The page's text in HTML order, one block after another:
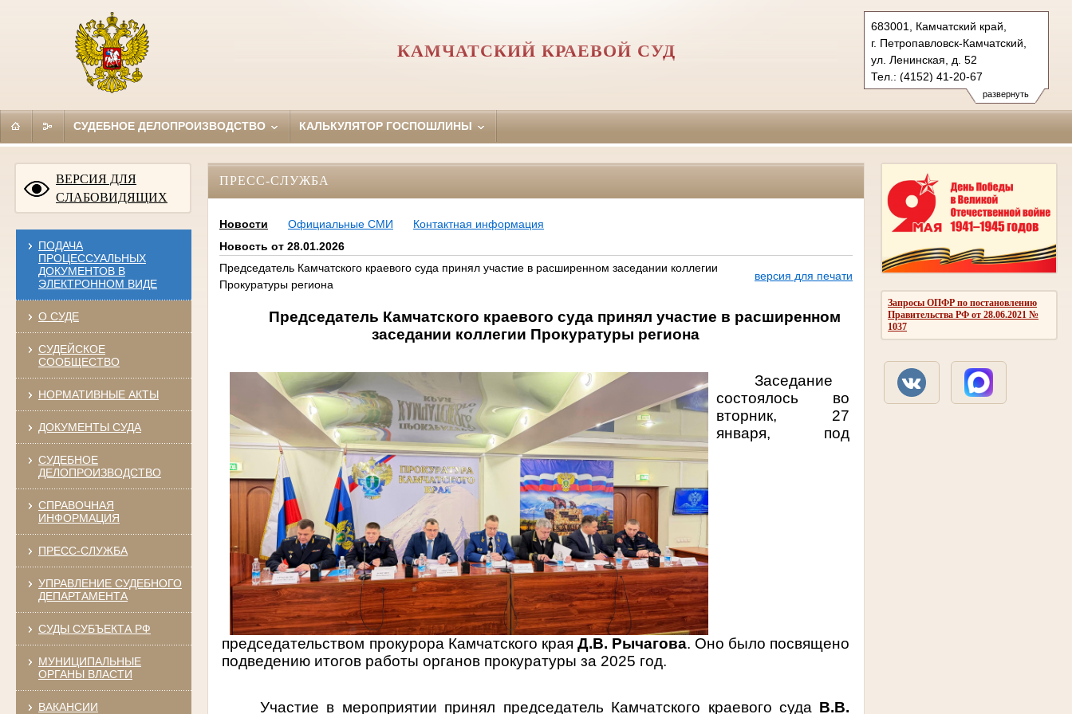
развернуть
683001, Камчатский край,
г. Петропавловск-Камчатский,
ул. Ленинская, д. 52
Тел.: (4152) 41-20-67
kray.kam@sudrf.ru
КАМЧАТСКИЙ КРАЕВОЙ СУД
СУДЕБНОЕ ДЕЛОПРОИЗВОДСТВО КАЛЬКУЛЯТОР ГОСПОШЛИНЫ
ВЕРСИЯ ДЛЯ
СЛАБОВИДЯЩИХ
ПОДАЧА
ПРОЦЕССУАЛЬНЫХ
ДОКУМЕНТОВ В
ЭЛЕКТРОННОМ ВИДЕ
О СУДЕ
СУДЕЙСКОЕ
СООБЩЕСТВО
НОРМАТИВНЫЕ АКТЫ
ДОКУМЕНТЫ СУДА
СУДЕБНОЕ
ДЕЛОПРОИЗВОДСТВО
СПРАВОЧНАЯ
ИНФОРМАЦИЯ
ПРЕСС-СЛУЖБА
УПРАВЛЕНИЕ СУДЕБНОГО
ДЕПАРТАМЕНТА
СУДЫ СУБЪЕКТА РФ
МУНИЦИПАЛЬНЫЕ
ОРГАНЫ ВЛАСТИ
ВАКАНСИИ
Запросы ОПФР по постановлению
Правительства РФ от 28.06.2021 №
1037
ПРЕСС-СЛУЖБА
Новости Официальные СМИ
Контактная информация
Новость от 28.01.2026
Председатель Камчатского краевого суда принял участие в расширенном заседании коллегии
Прокуратуры региона
версия для печати
Председатель Камчатского краевого суда принял участие в расширенном
заседании коллегии Прокуратуры региона
Заседание
состоялось во
вторник, 27
января, под
председательством прокурора Камчатского края Д.В. Рычагова. Оно было посвящено
подведению итогов работы органов прокуратуры за 2025 год.
Участие в мероприятии принял председатель Камчатского краевого суда В.В.